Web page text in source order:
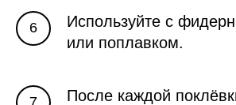
Используйте с
или поплавком.
После каждой